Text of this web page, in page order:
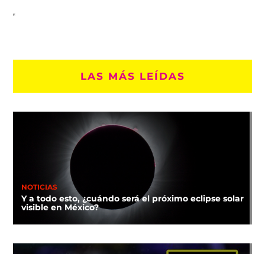
LAS MÁS LEÍDAS
NOTICIAS
Y a todo esto, ¿cuándo será el próximo eclipse solar
visible en México?